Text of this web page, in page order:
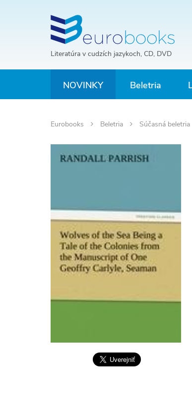
Literatúra v cudzích jazykoch, CD, DVD
NOVINKY Beletria
Eurobooks Beletria Súčasná beletria